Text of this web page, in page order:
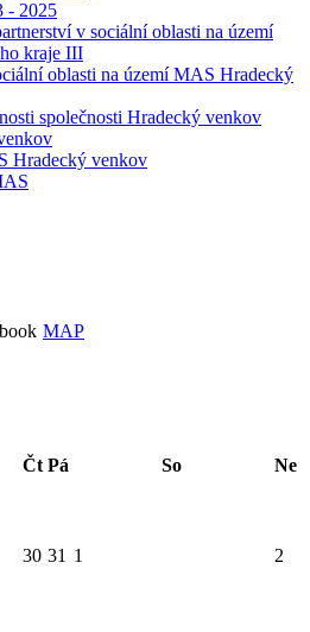
- 2025
v sociální oblasti na území
kraje III
oblasti na území MAS Hradecký
společnosti Hradecký venkov
Hradecký venkov
MAP
Čt Pá So Ne
30 31 1 2